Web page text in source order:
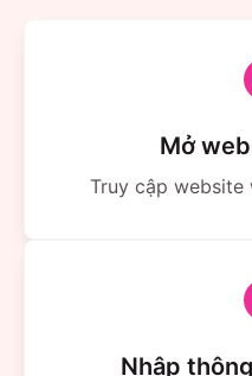
nội thất hiện đại,
ướt đầy đủ — giúp
Xuất phát đúng giờ
Mở
Truy cập website
Nhập